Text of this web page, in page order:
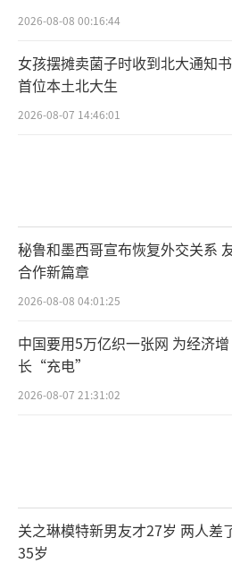
2026-08-08 00:16:44
女孩摆摊卖菌子时收到北大通知
首位本土北大生
2026-08-07 14:46:01
秘鲁和墨西哥宣布恢复外交关系
合作新篇章
2026-08-08 04:01:25
中国要用5万亿织一张网 为经济增
长“充电”
2026-08-07 21:31:02
关之琳模特新男友才27岁 两人差
35岁